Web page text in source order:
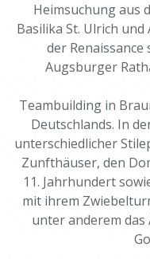
Heimsuchung aus
Basilika St. Ulrich
der
Augsburger
Teambuilding in
Deutschlands. In
unterschiedlicher
Zunfthäuser, den
11. Jahrhundert
mit ihrem
unter anderem